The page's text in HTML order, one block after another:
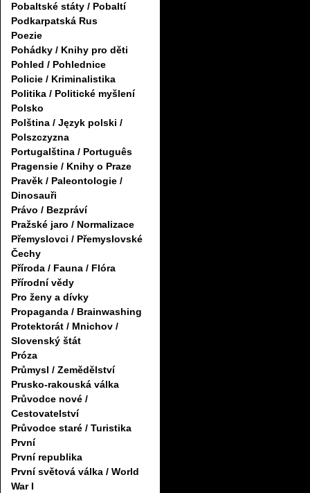
Pobaltské státy / Pobaltí
Podkarpatská Rus
Poezie
Pohádky / Knihy pro děti
Pohled / Pohlednice
Policie / Kriminalistika
Politika / Politické myšlení
Polsko
Polština / Język polski /
Polszczyzna
Portugalština / Português
Pragensie / Knihy o Praze
Pravěk / Paleontologie /
Dinosauři
Právo / Bezpráví
Pražské jaro / Normalizace
Přemyslovci / Přemyslovské
Čechy
Příroda / Fauna / Flóra
Přírodní vědy
Pro ženy a dívky
Propaganda / Brainwashing
Protektorát / Mnichov /
Slovenský štát
Próza
Průmysl / Zemědělství
Prusko-rakouská válka
Průvodce nové /
Cestovatelství
Průvodce staré / Turistika
První
První republika
První světová válka / World
War I